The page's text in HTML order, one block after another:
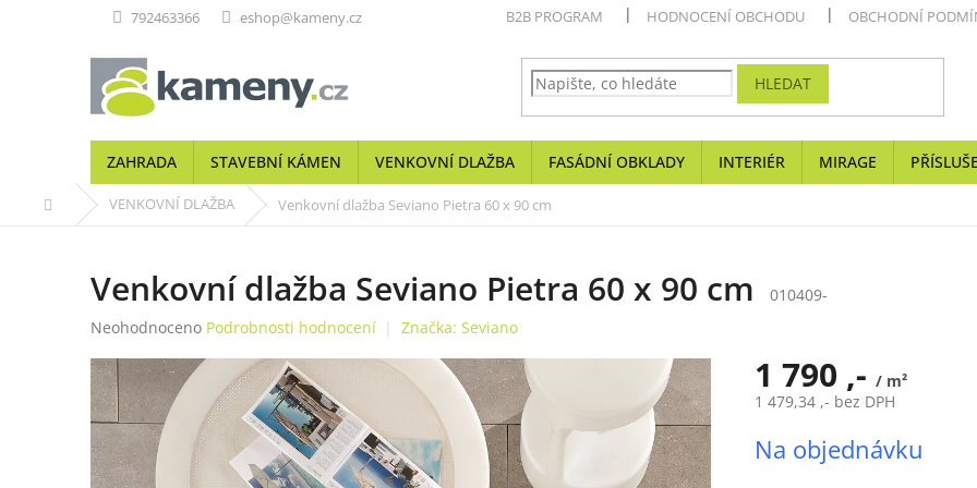
792463366 eshop@kameny.cz B2B PROGRAM HODNOCENÍ OBCHODU OBCHODNÍ
HLEDAT
ZAHRADA STAVEBNÍ KÁMEN VENKOVNÍ DLAŽBA FASÁDNÍ OBKLADY INTERIÉR MIRAGE
Domů VENKOVNÍ DLAŽBA Venkovní dlažba Seviano Pietra 60 x 90 cm
Venkovní dlažba Seviano Pietra 60 x 90 cm
010409-
Průměrné
produktu
je
0,0
z
5
hvězdiček.
Neohodnoceno Podrobnosti hodnocení Značka: Seviano
1 790 ,- / m²
1 479,34 ,- bez DPH
cena:
Na objednávku